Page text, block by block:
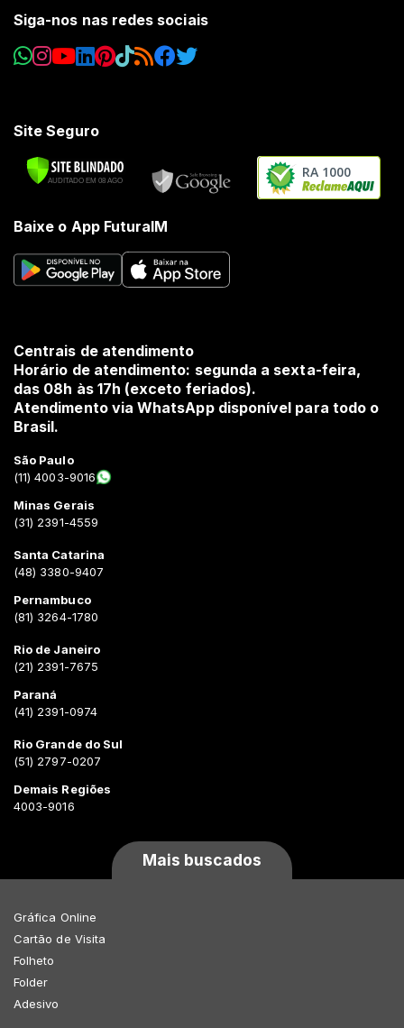
Siga-nos nas redes sociais
Site Seguro
RA 1000
Baixe o App FuturaIM
Centrais de atendimento
Horário de atendimento: segunda a sexta-feira,
das 08h às 17h (exceto feriados).
Atendimento via WhatsApp disponível para todo o
Brasil.
São Paulo
(11) 4003-9016
Minas Gerais
(31) 2391-4559
Santa Catarina
(48) 3380-9407
Pernambuco
(81) 3264-1780
Rio de Janeiro
(21) 2391-7675
Paraná
(41) 2391-0974
Rio Grande do Sul
(51) 2797-0207
Demais Regiões
4003-9016
Mais buscados
Gráfica Online
Cartão de Visita
Folheto
Folder
Adesivo